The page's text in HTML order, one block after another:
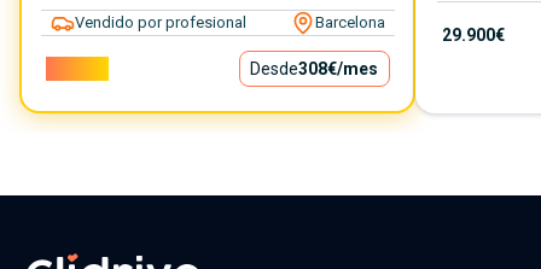
Vendido por profesional Barcelona
Desde308€/mes
29.900€